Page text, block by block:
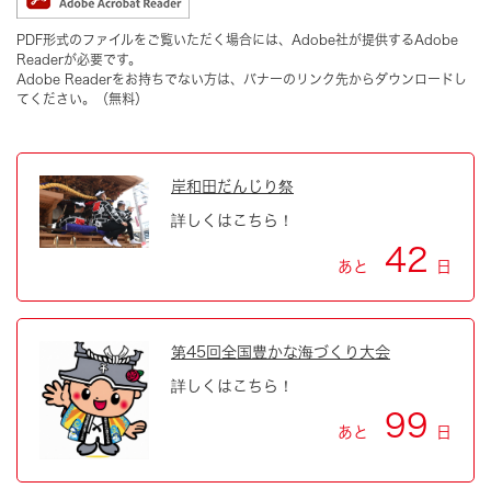
PDF形式のファイルをご覧いただく場合には、Adobe社が提供するAdobe
Readerが必要です。
Adobe Readerをお持ちでない方は、バナーのリンク先からダウンロードし
てください。（無料）
岸和田だんじり祭
詳しくはこちら！
あと 42 日
第45回全国豊かな海づくり大会
詳しくはこちら！
あと 99 日